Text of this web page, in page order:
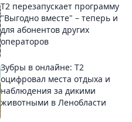
Т2 перезапускает программу
"Выгодно вместе" – теперь и
для абонентов других
операторов
Зубры в онлайне: Т2
оцифровал места отдыха и
наблюдения за дикими
животными в Ленобласти